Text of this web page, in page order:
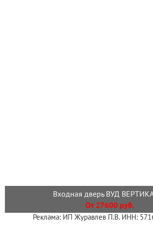
Входная дверь ВУД
От 27600 руб.
Реклама: ИП Журавлев П.В. ИНН: